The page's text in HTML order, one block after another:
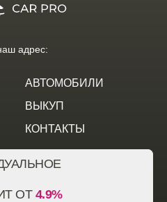
АВТОМОБИЛИ
ВЫКУП
КОНТАКТЫ
адрес:
ОТ 4.9%